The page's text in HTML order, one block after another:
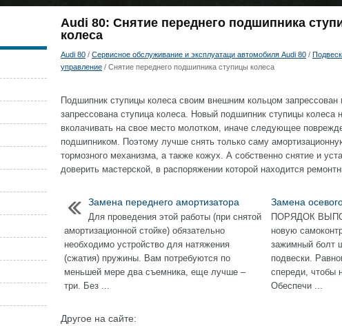
Audi 80: Снятие переднего подшипника
колеса
Audi 80 / Сервисное обслуживание и эксплуатаци автомобиля Audi 80 /
управление / Снятие переднего подшипника ступицы колеса
Подшипник ступицы колеса своим внешним кольцом запрессован
запрессована ступица колеса. Новый подшипник ступицы колеса
вколачивать на свое место молотком, иначе следующее
подшипником. Поэтому лучше снять только саму
тормозного механизма, а также кожух. А собственно снятие и
доверить мастерской, в распоряжении которой находится
Замена переднего амортизатора
Для проведения этой работы (при снятой
амортизационной стойке) обязательно
необходимо устройство для натяжения
(сжатия) пружины. Вам потребуются по
меньшей мере два съемника, еще лучше –
три. Без ...
Замена
ПОРЯДОК
новую
зажимный болт
подвески.
спереди, чтобы
Обеспечи ...
Другое на сайте: